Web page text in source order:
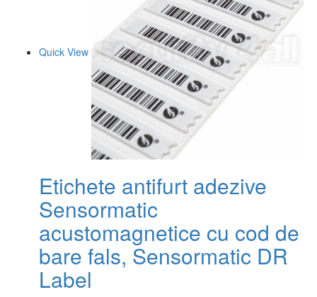
Quick View
Etichete antifurt adezive
Sensormatic
acustomagnetice cu cod de
bare fals, Sensormatic DR
Label